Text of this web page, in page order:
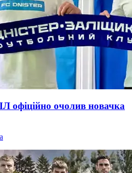
офіційно очолив новачка